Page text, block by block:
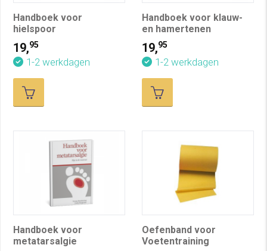
Handboek voor
hielspoor
19,95
1-2 werkdagen
Handboek voor klauw-
en hamertenen
19,95
1-2 werkdagen
Handboek voor
metatarsalgie
Oefenband voor
Voetentraining